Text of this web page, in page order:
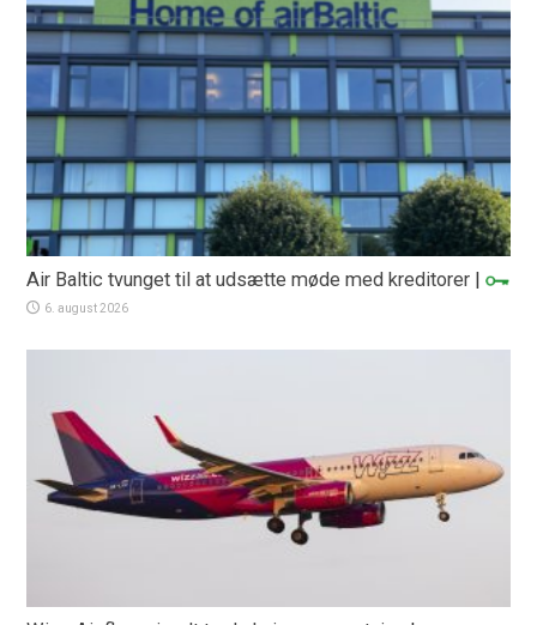
Air Baltic tvunget til at udsætte møde med kreditorer |
6. august 2026